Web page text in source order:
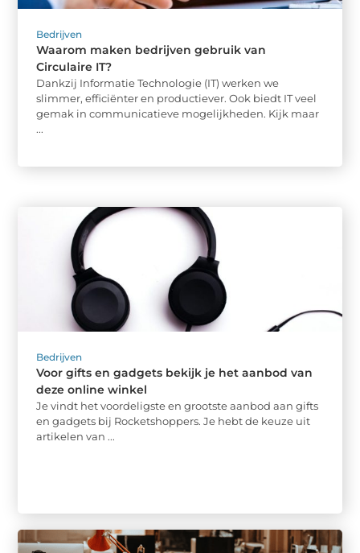
Bedrijven
Waarom maken bedrijven gebruik van
Circulaire IT?
Dankzij Informatie Technologie (IT) werken we
slimmer, efficiënter en productiever. Ook biedt IT veel
gemak in communicatieve mogelijkheden. Kijk maar
...
Bedrijven
Voor gifts en gadgets bekijk je het aanbod van
deze online winkel
Je vindt het voordeligste en grootste aanbod aan gifts
en gadgets bij Rocketshoppers. Je hebt de keuze uit
artikelen van ...